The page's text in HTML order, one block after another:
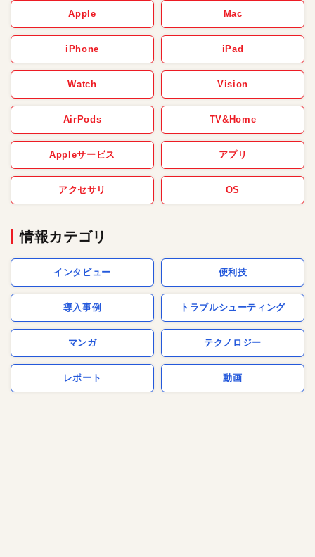
Apple Mac
iPhone iPad
Watch Vision
AirPods TV&Home
Appleサービス アプリ
アクセサリ OS
情報カテゴリ
インタビュー 便利技
導入事例 トラブルシューティング
マンガ テクノロジー
レポート 動画